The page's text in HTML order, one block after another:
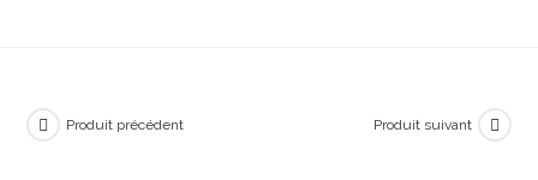
Produit précédent Produit suivant